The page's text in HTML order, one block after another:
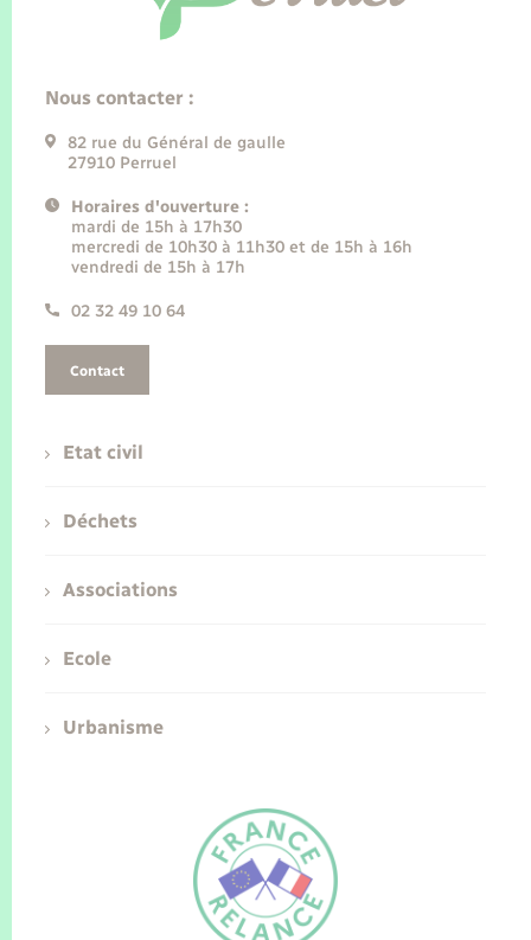
Nous contacter :
82 rue du Général de gaulle
27910 Perruel
Horaires d'ouverture :
mardi de 15h à 17h30
mercredi de 10h30 à 11h30 et de 15h à 16h
vendredi de 15h à 17h
02 32 49 10 64
Contact
Etat civil
Déchets
Associations
Ecole
Urbanisme